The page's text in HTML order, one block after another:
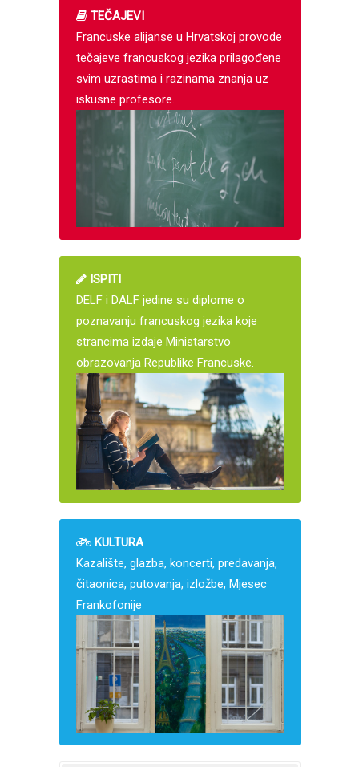
TEČAJEVI
Francuske alijanse u Hrvatskoj provode
tečajeve francuskog jezika prilagođene
svim uzrastima i razinama znanja uz
iskusne profesore.
ISPITI
DELF i DALF jedine su diplome o
poznavanju francuskog jezika koje
strancima izdaje Ministarstvo
obrazovanja Republike Francuske.
KULTURA
Kazalište, glazba, koncerti, predavanja,
čitaonica, putovanja, izložbe, Mjesec
Frankofonije